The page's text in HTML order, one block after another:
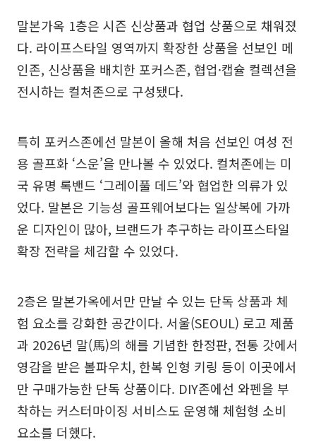
말본가옥 1층은 시즌 신상품과 협업 상품으로 채워졌
다. 라이프스타일 영역까지 확장한 상품을 선보인 메
인존, 신상품을 배치한 포커스존, 협업·캡슐 컬렉션을
전시하는 컬처존으로 구성됐다.
특히 포커스존에선 말본이 올해 처음 선보인 여성 전
용 골프화 ‘스운’을 만나볼 수 있었다. 컬처존에는 미
국 유명 록밴드 ‘그레이풀 데드’와 협업한 의류가 있
었다. 말본은 기능성 골프웨어보다는 일상복에 가까
운 디자인이 많아, 브랜드가 추구하는 라이프스타일
확장 전략을 체감할 수 있었다.
2층은 말본가옥에서만 만날 수 있는 단독 상품과 체
험 요소를 강화한 공간이다. 서울(SEOUL) 로고 제품
과 2026년 말(馬)의 해를 기념한 한정판, 전통 갓에서
영감을 받은 볼파우치, 한복 인형 키링 등이 이곳에서
만 구매가능한 단독 상품이다. DIY존에선 와펜을 부
착하는 커스터마이징 서비스도 운영해 체험형 소비
요소를 더했다.